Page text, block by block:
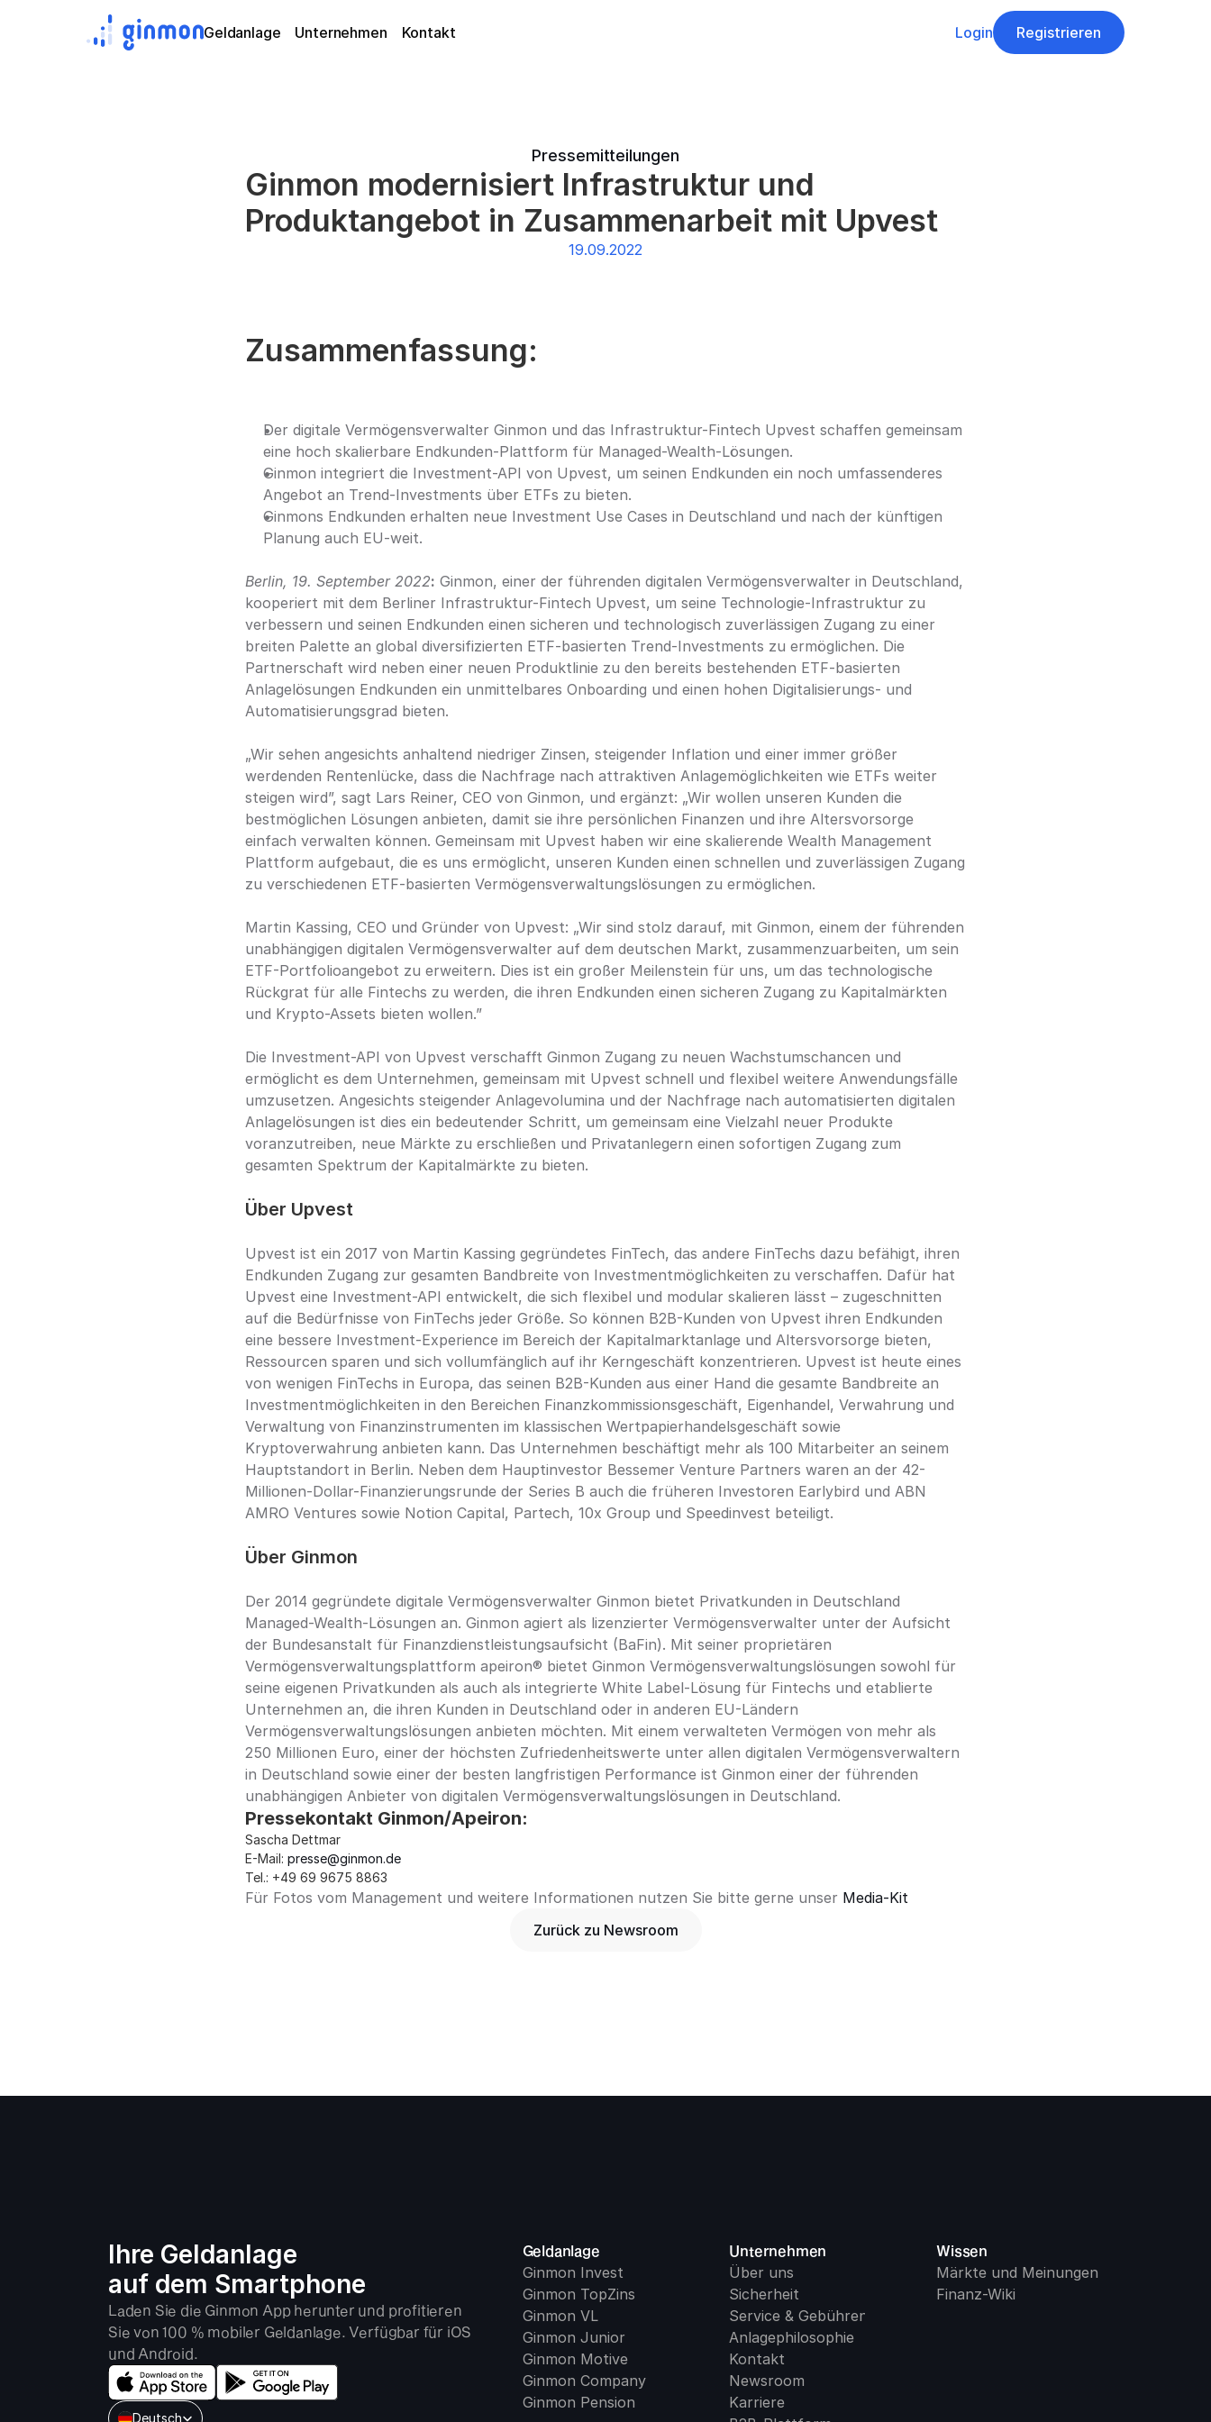
Pressemitteilungen
Ginmon modernisiert Infrastruktur und
Produktangebot in Zusammenarbeit mit Upvest
19.09.2022
Zusammenfassung:
Der digitale Vermögensverwalter Ginmon und das Infrastruktur-Fintech Upvest schaffen gemeinsam
eine hoch skalierbare Endkunden-Plattform für Managed-Wealth-Lösungen.
Ginmon integriert die Investment-API von Upvest, um seinen Endkunden ein noch umfassenderes
Angebot an Trend-Investments über ETFs zu bieten.
Ginmons Endkunden erhalten neue Investment Use Cases in Deutschland und nach der künftigen
Planung auch EU-weit.
Berlin, 19. September 2022: Ginmon, einer der führenden digitalen Vermögensverwalter in Deutschland,
kooperiert mit dem Berliner Infrastruktur-Fintech Upvest, um seine Technologie-Infrastruktur zu
verbessern und seinen Endkunden einen sicheren und technologisch zuverlässigen Zugang zu einer
breiten Palette an global diversifizierten ETF-basierten Trend-Investments zu ermöglichen. Die
Partnerschaft wird neben einer neuen Produktlinie zu den bereits bestehenden ETF-basierten
Anlagelösungen Endkunden ein unmittelbares Onboarding und einen hohen Digitalisierungs- und
Automatisierungsgrad bieten.
„Wir sehen angesichts anhaltend niedriger Zinsen, steigender Inflation und einer immer größer
werdenden Rentenlücke, dass die Nachfrage nach attraktiven Anlagemöglichkeiten wie ETFs weiter
steigen wird”, sagt Lars Reiner, CEO von Ginmon, und ergänzt: „Wir wollen unseren Kunden die
bestmöglichen Lösungen anbieten, damit sie ihre persönlichen Finanzen und ihre Altersvorsorge
einfach verwalten können. Gemeinsam mit Upvest haben wir eine skalierende Wealth Management
Plattform aufgebaut, die es uns ermöglicht, unseren Kunden einen schnellen und zuverlässigen Zugang
zu verschiedenen ETF-basierten Vermögensverwaltungslösungen zu ermöglichen.
Martin Kassing, CEO und Gründer von Upvest: „Wir sind stolz darauf, mit Ginmon, einem der führenden
unabhängigen digitalen Vermögensverwalter auf dem deutschen Markt, zusammenzuarbeiten, um sein
ETF-Portfolioangebot zu erweitern. Dies ist ein großer Meilenstein für uns, um das technologische
Rückgrat für alle Fintechs zu werden, die ihren Endkunden einen sicheren Zugang zu Kapitalmärkten
und Krypto-Assets bieten wollen.”
Die Investment-API von Upvest verschafft Ginmon Zugang zu neuen Wachstumschancen und
ermöglicht es dem Unternehmen, gemeinsam mit Upvest schnell und flexibel weitere Anwendungsfälle
umzusetzen. Angesichts steigender Anlagevolumina und der Nachfrage nach automatisierten digitalen
Anlagelösungen ist dies ein bedeutender Schritt, um gemeinsam eine Vielzahl neuer Produkte
voranzutreiben, neue Märkte zu erschließen und Privatanlegern einen sofortigen Zugang zum
gesamten Spektrum der Kapitalmärkte zu bieten.
Über Upvest
Upvest ist ein 2017 von Martin Kassing gegründetes FinTech, das andere FinTechs dazu befähigt, ihren
Endkunden Zugang zur gesamten Bandbreite von Investmentmöglichkeiten zu verschaffen. Dafür hat
Upvest eine Investment-API entwickelt, die sich flexibel und modular skalieren lässt – zugeschnitten
auf die Bedürfnisse von FinTechs jeder Größe. So können B2B-Kunden von Upvest ihren Endkunden
eine bessere Investment-Experience im Bereich der Kapitalmarktanlage und Altersvorsorge bieten,
Ressourcen sparen und sich vollumfänglich auf ihr Kerngeschäft konzentrieren. Upvest ist heute eines
von wenigen FinTechs in Europa, das seinen B2B-Kunden aus einer Hand die gesamte Bandbreite an
Investmentmöglichkeiten in den Bereichen Finanzkommissionsgeschäft, Eigenhandel, Verwahrung und
Verwaltung von Finanzinstrumenten im klassischen Wertpapierhandelsgeschäft sowie
Kryptoverwahrung anbieten kann. Das Unternehmen beschäftigt mehr als 100 Mitarbeiter an seinem
Hauptstandort in Berlin. Neben dem Hauptinvestor Bessemer Venture Partners waren an der 42-
Millionen-Dollar-Finanzierungsrunde der Series B auch die früheren Investoren Earlybird und ABN
AMRO Ventures sowie Notion Capital, Partech, 10x Group und Speedinvest beteiligt.
Über Ginmon
Der 2014 gegründete digitale Vermögensverwalter Ginmon bietet Privatkunden in Deutschland
Managed-Wealth-Lösungen an. Ginmon agiert als lizenzierter Vermögensverwalter unter der Aufsicht
der Bundesanstalt für Finanzdienstleistungsaufsicht (BaFin). Mit seiner proprietären
Vermögensverwaltungsplattform apeiron® bietet Ginmon Vermögensverwaltungslösungen sowohl für
seine eigenen Privatkunden als auch als integrierte White Label-Lösung für Fintechs und etablierte
Unternehmen an, die ihren Kunden in Deutschland oder in anderen EU-Ländern
Vermögensverwaltungslösungen anbieten möchten. Mit einem verwalteten Vermögen von mehr als
250 Millionen Euro, einer der höchsten Zufriedenheitswerte unter allen digitalen Vermögensverwaltern
in Deutschland sowie einer der besten langfristigen Performance ist Ginmon einer der führenden
unabhängigen Anbieter von digitalen Vermögensverwaltungslösungen in Deutschland.
Pressekontakt Ginmon/Apeiron:
Sascha Dettmar
E-Mail: presse@ginmon.de
Tel.: +49 69 9675 8863
Für Fotos vom Management und weitere Informationen nutzen Sie bitte gerne unser Media-Kit
Zurück zu Newsroom
Geldanlage Unternehmen Kontakt Login Registrieren
Ihre Geldanlage
auf dem Smartphone
Laden Sie die Ginmon App herunter und profitieren
Sie von 100 % mobiler Geldanlage. Verfügbar für iOS
und Android.
Select Language
Deutsch
Geldanlage
Ginmon Invest
Ginmon TopZins
Ginmon VL
Ginmon Junior
Ginmon Motive
Ginmon Company
Ginmon Pension
Unternehmen
Über uns
Sicherheit
Service & Gebühren
Anlagephilosophie
Kontakt
Newsroom
Karriere
Wissen
Märkte und Meinungen
Finanz-Wiki